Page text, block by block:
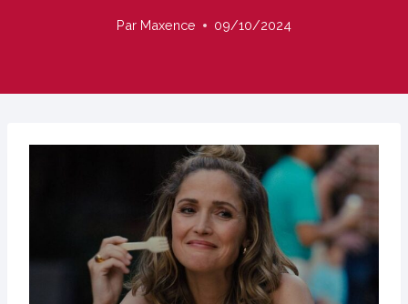
Par Maxence 09/10/2024